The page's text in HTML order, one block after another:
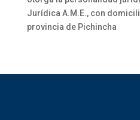
Jurídica A.M.E., con
provincia de Pichincha